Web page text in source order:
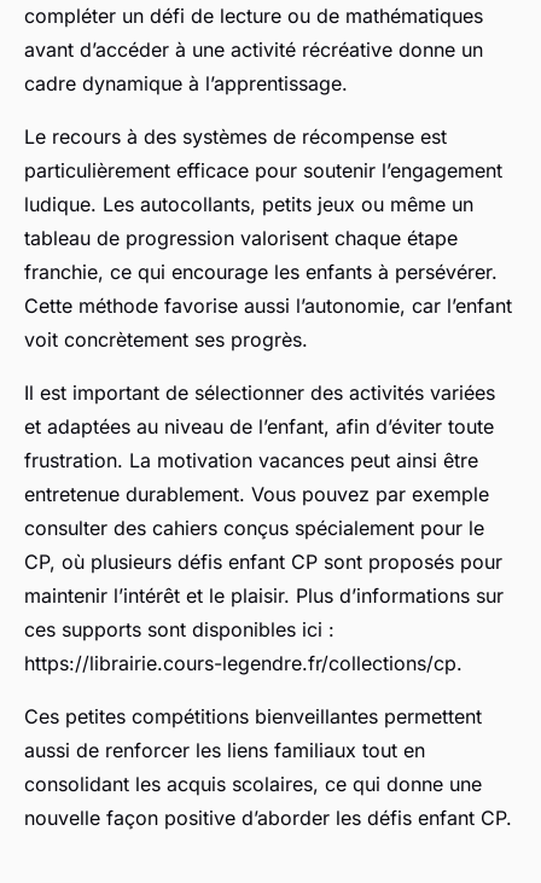
compléter un défi de lecture ou de mathématiques
avant d’accéder à une activité récréative donne un
cadre dynamique à l’apprentissage.
Le recours à des systèmes de récompense est
particulièrement efficace pour soutenir l’engagement
ludique. Les autocollants, petits jeux ou même un
tableau de progression valorisent chaque étape
franchie, ce qui encourage les enfants à persévérer.
Cette méthode favorise aussi l’autonomie, car l’enfant
voit concrètement ses progrès.
Il est important de sélectionner des activités variées
et adaptées au niveau de l’enfant, afin d’éviter toute
frustration. La motivation vacances peut ainsi être
entretenue durablement. Vous pouvez par exemple
consulter des cahiers conçus spécialement pour le
CP, où plusieurs défis enfant CP sont proposés pour
maintenir l’intérêt et le plaisir. Plus d’informations sur
ces supports sont disponibles ici :
https://librairie.cours-legendre.fr/collections/cp.
Ces petites compétitions bienveillantes permettent
aussi de renforcer les liens familiaux tout en
consolidant les acquis scolaires, ce qui donne une
nouvelle façon positive d’aborder les défis enfant CP.